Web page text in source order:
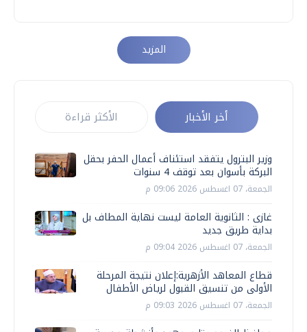
المزيد
أخر الأخبار الأكثر قراءة
وزير البترول يتفقد استئناف أعمال الحفر بحقل
البركة بأسوان بعد توقف 4 سنوات
الجمعة، 07 اغسطس 2026 09:06 م
غازى : الثانوية العامة ليست نهاية المطاف بل
بداية طريق جديد
الجمعة، 07 اغسطس 2026 09:04 م
قطاع المعاهد الأزهرية:إعلان نتيجة المرحلة
الأولى من تنسيق القبول لرياض الأطفال
الجمعة، 07 اغسطس 2026 09:03 م